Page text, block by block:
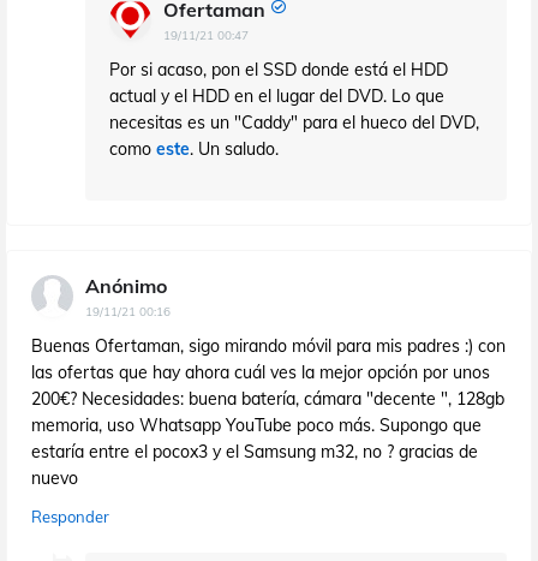
Ofertaman
19/11/21 00:47
Por si acaso, pon el SSD donde está el HDD
actual y el HDD en el lugar del DVD. Lo que
necesitas es un "Caddy" para el hueco del DVD,
como este. Un saludo.
Anónimo
19/11/21 00:16
Buenas Ofertaman, sigo mirando móvil para mis padres :) con
las ofertas que hay ahora cuál ves la mejor opción por unos
200€? Necesidades: buena batería, cámara "decente ", 128gb
memoria, uso Whatsapp YouTube poco más. Supongo que
estaría entre el pocox3 y el Samsung m32, no ? gracias de
nuevo
Responder